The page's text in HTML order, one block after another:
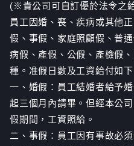
(※貴公司可自訂優於法令之
員工因婚、喪、疾病或其他
假、事假、家庭照顧假、普
病假、產假、公假、產檢假
種。准假日數及工資給付如下
一、婚假：員工結婚者給予
起三個月內請畢。但經本公
假期間，工資照給。
二、事假：員工因有事故必